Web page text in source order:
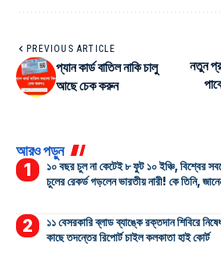
PREVIOUS ARTICLE
প্যান কার্ড বাতিল নাকি চালু
আছে চেক করুন
নতুন
আরও পড়ুন
১০ বছর চুল না কেটেই ৮ ফুট ১০ ইঞ্চি, বিশ্বের
চুলের রেকর্ড গড়লেন ভারতীয় নারী! কে তিনি,
১১ বেসরকারি ব্লাড ব্যাঙ্কে রক্তদান শিবিরে
কাছে তদন্তের রিপোর্ট চাইল কলকাতা হাই কোর্ট